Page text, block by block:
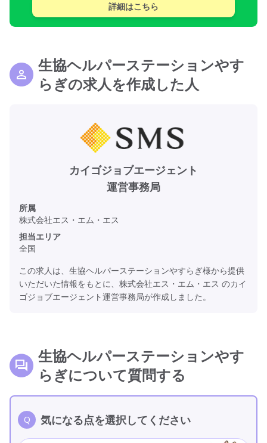
詳細はこちら
生協ヘルパーステーションやす
らぎの求人を作成した人
カイゴジョブエージェント
運営事務局
所属
株式会社エス・エム・エス
担当エリア
全国
この求人は、生協ヘルパーステーションやすらぎ様から提供
いただいた情報をもとに、株式会社エス・エム・エス のカイ
ゴジョブエージェント運営事務局が作成しました。
生協ヘルパーステーションやす
らぎについて質問する
気になる点を選択してください